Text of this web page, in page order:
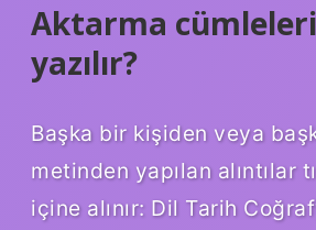
Aktarma cümleleri
yazılır?
Başka bir kişiden veya
metinden yapılan alıntılar
içine alınır: Dil Tarih